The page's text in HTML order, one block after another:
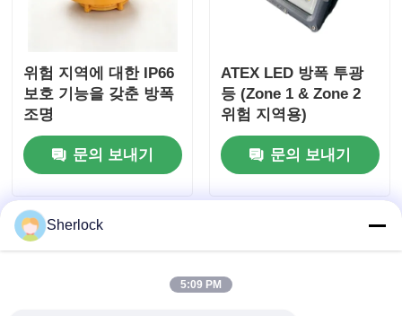
위험 지역에 대한 IP66
보호 기능을 갖춘 방폭
조명
문의 보내기
ATEX LED 방폭 투광
등 (Zone 1 & Zone 2
위험 지역용)
문의 보내기
Sherlock
5:09 PM